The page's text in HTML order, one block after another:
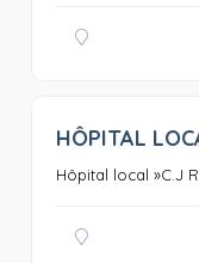
HÔPITAL
Hôpital local »C.J